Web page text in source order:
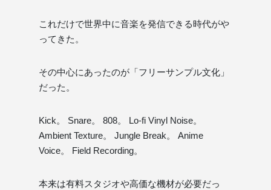
これだけで世界中に音楽を発信できる時代がや
ってきた。
その中心にあったのが「フリーサンプル文化」
だった。
Kick。 Snare。 808。 Lo-fi Vinyl Noise。
Ambient Texture。 Jungle Break。 Anime
Voice。 Field Recording。
本来は有料スタジオや高価な機材が必要だっ